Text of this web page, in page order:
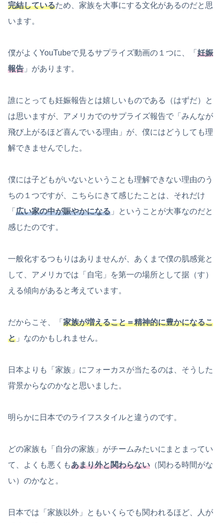
完結しているため、家族を大事にする文化があるのだと思
います。
僕がよくYouTubeで見るサプライズ動画の１つに、「 妊娠
報告 」があります。
誰にとっても妊娠報告とは嬉しいものである（はずだ）と
は思いますが、アメリカでのサプライズ報告で「みんなが
飛び上がるほど喜んでいる理由」が、僕にはどうしても理
解できませんでした。
僕には子どもがいないということも理解できない理由のう
ちの１つですが、こちらにきて感じたことは、それだけ
「 広い家の中が賑やかになる 」ということが大事なのだと
感じたのです。
一般化するつもりはありませんが、あくまで僕の肌感覚と
して、アメリカでは「自宅」を第一の場所として据（す）
える傾向があると考えています。
だからこそ、「 家族が増えること＝精神的に豊かになるこ
と 」なのかもしれません。
日本よりも「家族」にフォーカスが当たるのは、そうした
背景からなのかなと思いました。
明らかに日本でのライフスタイルと違うのです。
どの家族も「自分の家族」がチームみたいにまとまってい
て、よくも悪くもあまり外と関わらない （関わる時間がな
い）のかなと。
日本では「家族以外」ともいくらでも関われるほど、人が